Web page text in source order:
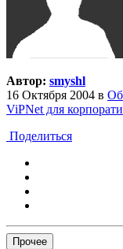
Автор: smyshl
16 Октября 2004 в
ViPNet для
Поделиться
Прочее